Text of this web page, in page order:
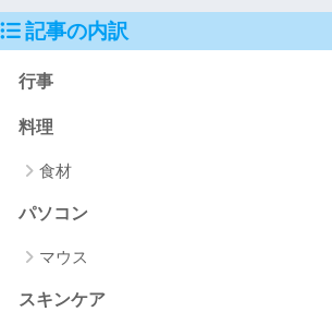
記事の内訳
行事
料理
食材
パソコン
マウス
スキンケア